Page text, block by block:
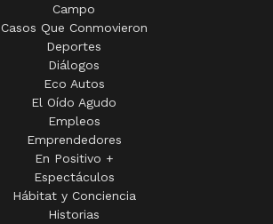
Campo
Casos Que Conmovieron
Deportes
Diálogos
Eco Autos
El Oído Agudo
Empleos
Emprendedores
En Positivo +
Espectáculos
Hábitat y Conciencia
Historias